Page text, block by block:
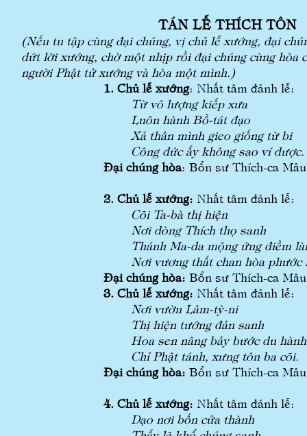
TÁN LỄ THÍCH TÔN
(Nếu tu tập cùng đại chúng, vị chủ lễ xướng, đại
dứt lời xướng, chờ một nhịp rồi đại chúng cùng
người Phật tử xướng và hòa một mình.)
1. Chủ lễ xướng: Nhất tâm đảnh lễ:
Từ vô lượng kiếp xưa
Luôn hành Bồ-tát đạo
Xả thân mình gieo giống từ bi
Công đức ấy không sao ví được.
Đại chúng hòa: Bổn sư Thích-ca
2. Chủ lễ xướng: Nhất tâm đảnh lễ:
Cõi Ta-bà thị hiện
Nơi dòng Thích thọ sanh
Thánh Ma-da mộng ứng điềm
Nơi vương thất chan hòa phước
Đại chúng hòa: Bổn sư Thích-ca
3. Chủ lễ xướng: Nhất
Nơi vườn Lâm-tỳ-ni
Thị hiện tướng đản sanh
Hoa sen nâng bảy bước du hành
Chỉ Phật tánh, xưng tôn ba cõi.
Đại chúng hòa: Bổn sư Thích-ca
4. Chủ lễ xướng: Nhất tâm đảnh lễ:
Dạo nơi bốn cửa thành